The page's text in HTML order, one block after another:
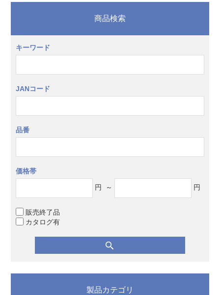
商品検索
キーワード
JANコード
品番
価格帯
円 ～ 円
販売終了品
カタログ有
製品カテゴリ